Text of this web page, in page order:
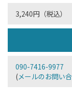
3,240円（税込）
090-7416-9977
(メールのお問い